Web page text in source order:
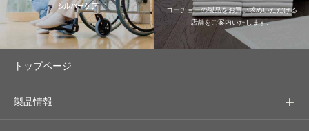
シルバーケア
コーチョーの製品をお買い求めいただける
店舗をご案内いたします。
トップページ
製品情報